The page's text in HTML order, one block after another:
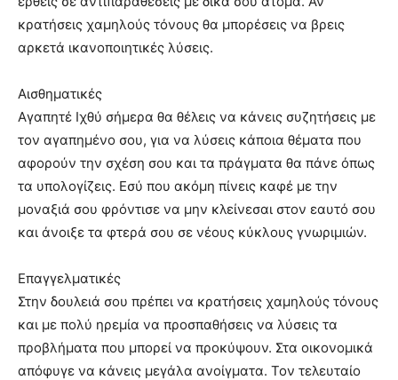
κρατήσεις χαμηλούς τόνους θα μπορέσεις να βρεις
αρκετά ικανοποιητικές λύσεις.
Αισθηματικές
Αγαπητέ Ιχθύ σήμερα θα θέλεις να κάνεις συζητήσεις με
τον αγαπημένο σου, για να λύσεις κάποια θέματα που
αφορούν την σχέση σου και τα πράγματα θα πάνε όπως
τα υπολογίζεις. Εσύ που ακόμη πίνεις καφέ με την
μοναξιά σου φρόντισε να μην κλείνεσαι στον εαυτό σου
και άνοιξε τα φτερά σου σε νέους κύκλους γνωριμιών.
Επαγγελματικές
Στην δουλειά σου πρέπει να κρατήσεις χαμηλούς τόνους
και με πολύ ηρεμία να προσπαθήσεις να λύσεις τα
προβλήματα που μπορεί να προκύψουν. Στα οικονομικά
απόφυγε να κάνεις μεγάλα ανοίγματα. Τον τελευταίο